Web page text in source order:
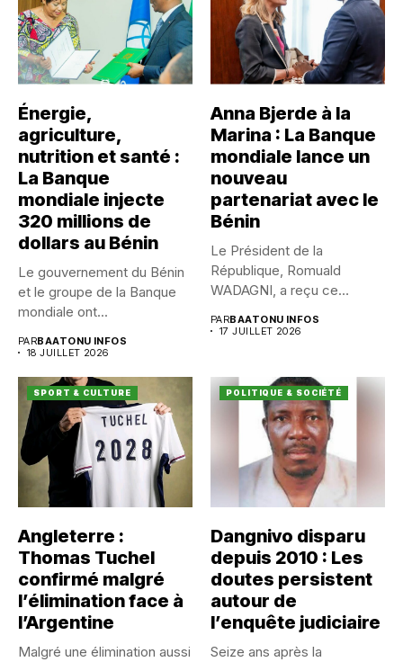
Énergie,
agriculture,
nutrition et santé :
La Banque
mondiale injecte
320 millions de
dollars au Bénin
Le gouvernement du Bénin
et le groupe de la Banque
mondiale ont...
PARBAATONU INFOS
18 JUILLET 2026
Anna Bjerde à la
Marina : La Banque
mondiale lance un
nouveau
partenariat avec le
Bénin
Le Président de la
République, Romuald
WADAGNI, a reçu ce
PARBAATONU INFOS
17 JUILLET 2026
SPORT & CULTURE
Angleterre :
Thomas Tuchel
confirmé malgré
l’élimination face à
l’Argentine
Malgré une élimination aussi
POLITIQUE & SOCIÉTÉ
Dangnivo disparu
depuis 2010 : Les
doutes persistent
autour de
l’enquête judiciaire
Seize ans après la